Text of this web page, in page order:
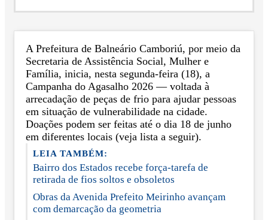
A Prefeitura de Balneário Camboriú, por meio da
Secretaria de Assistência Social, Mulher e
Família, inicia, nesta segunda-feira (18), a
Campanha do Agasalho 2026 — voltada à
arrecadação de peças de frio para ajudar pessoas
em situação de vulnerabilidade na cidade.
Doações podem ser feitas até o dia 18 de junho
em diferentes locais (veja lista a seguir).
LEIA TAMBÉM:
Bairro dos Estados recebe força-tarefa de
retirada de fios soltos e obsoletos
Obras da Avenida Prefeito Meirinho avançam
com demarcação da geometria